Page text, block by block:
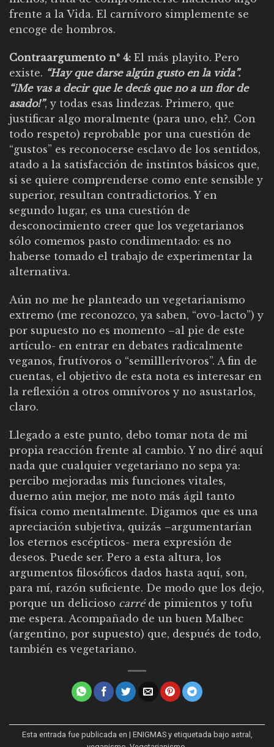
frente a la Vida. El carnívoro simplemente se
encoge de hombros.
Contraargumento nº 4: El más playito. Pero
existe. “Hay que darse algún gusto en la vida”.
“¡Me vas a decir que le decís que no a un flor de
asado!”, y todas esas lindezas. Primero, que
justificar algo moralmente (para uno, eh?. Con
todo respeto) reprobable por una cuestión de
“gustos” es reconocerse esclavo de los sentidos,
atado a la satisfacción de instintos básicos que,
si se quiere comprenderse como ente sensible y
superior, resultan contradictorios. Y en
segundo lugar, es una cuestión de
desconocimiento creer que los vegetarianos
sólo comemos pasto condimentado: es no
haberse tomado el trabajo de experimentar la
alternativa.
Aún no me he planteado un vegetarianismo
extremo (me reconozco, ya saben, “ovo-lacto”) y
por supuesto no es momento –al pie de este
artículo- en entrar en debates radicalmente
veganos, frutívoros o “semilllerívoros”. A fin de
cuentas, el objetivo de esta nota es interesar en
la reflexión a otros omnívoros y no asustarlos,
claro.
Llegado a este punto, debo tomar nota de mi
propia reacción frente al cambio. Y no diré aquí
nada que cualquier vegetariano no sepa ya:
percibo mejoradas mis funciones vitales,
duerno aún mejor, me noto más ágil tanto
física como mentalmente. Digamos que es una
apreciación subjetiva, quizás –argumentarían
los eternos escépticos- mera expresión de
deseos. Puede ser. Pero a esta altura, los
argumentos filosóficos dados hasta aquí, son,
para mí, razón suficiente. De modo que los dejo,
porque un delicioso carréde pimientos y tofu
me espera. Acompañado de un buen Malbec
(argentino, por supuesto) que, después de todo,
también es vegetariano.
Esta entrada fue publicada en | ENIGMASy etiquetada bajo astral ,